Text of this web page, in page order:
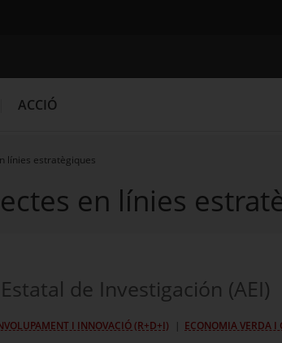
d'ajuts obertes Últimes notícies
ACCIÓ
línies estratègiques
en línies
de Investigación (AEI)
I INNOVACIÓ (R+D+I) ECONOMIA VERDA I